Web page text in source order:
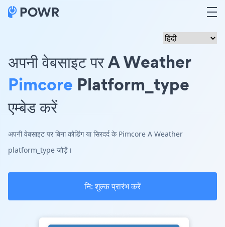
अपनी वेबसाइट पर A Weather
Pimcore Platform_type
एम्बेड करें
अपनी वेबसाइट पर बिना कोडिंग या सिरदर्द के Pimcore A Weather
platform_type जोड़ें।
नि: शुल्क प्रारंभ करें